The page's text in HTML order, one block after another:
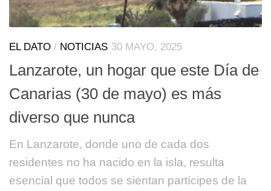
EL DATO / NOTICIAS 30 MAYO, 2025
Lanzarote, un hogar que este Día de
Canarias (30 de mayo) es más
diverso que nunca
En Lanzarote, donde uno de cada dos
residentes no ha nacido en la isla, resulta
esencial que todos se sientan partícipes de la